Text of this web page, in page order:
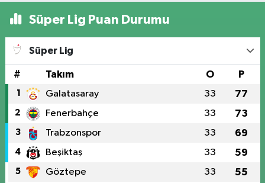
Süper Lig Puan Durumu
Süper Lig
# Takım O P
1 Galatasaray 33 77
2 Fenerbahçe 33 73
3 Trabzonspor 33 69
4 Beşiktaş 33 59
5 Göztepe 33 55